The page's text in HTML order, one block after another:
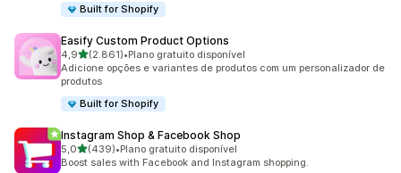
Built for Shopify
Easify Custom Product Options
4,9de 5 estrelas
(2.861)
2861 avaliações ao todo
•Plano gratuito disponível
Adicione opções e variantes de produtos com um personalizador de
produtos
Built for Shopify
Instagram Shop & Facebook Shop
5,0de 5 estrelas
(439)
439 avaliações ao todo
•Plano gratuito disponível
Boost sales with Facebook and Instagram shopping.